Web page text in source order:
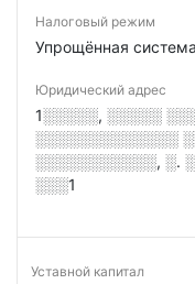
Налоговый режим
Упрощённая
Юридический адрес
1░░░░░, ░░░░░
░░░░░░░░░░░░░
░░░░░░░░░░░, ░.
░░░1
Уставной капитал